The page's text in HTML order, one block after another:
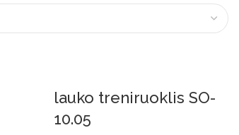
lauko treniruoklis SO-
10.05